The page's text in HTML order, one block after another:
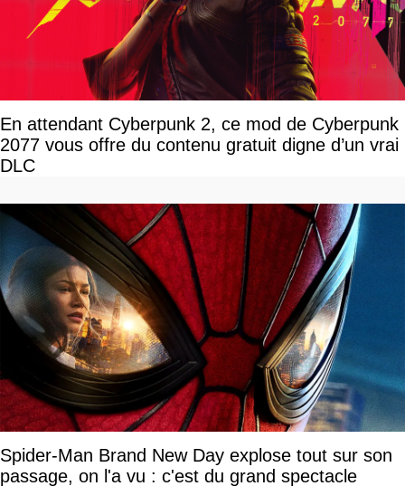
En attendant Cyberpunk 2, ce mod de Cyberpunk
2077 vous offre du contenu gratuit digne d’un vrai
DLC
Spider-Man Brand New Day explose tout sur son
passage, on l'a vu : c'est du grand spectacle